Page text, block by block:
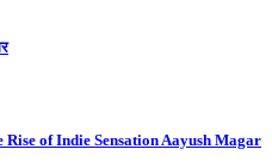
of Indie Sensation Aayush Magar